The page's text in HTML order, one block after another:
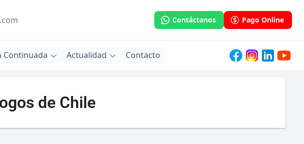
Contáctanos Pago Online
Continuada Actualidad Contacto
de Chile